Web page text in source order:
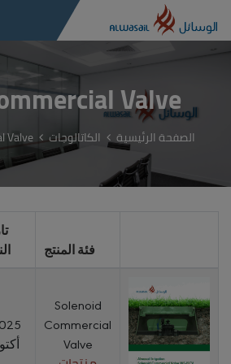
Valve
الصفحة الرئيسية الكاتالوجات Valve
فئة المنتج
Solenoid
Commercial
Valve